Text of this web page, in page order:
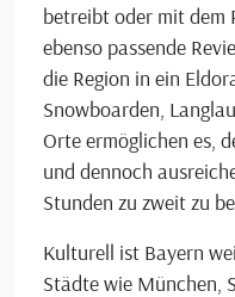
betreibt oder mit dem
ebenso passende
die Region in ein
Snowboarden,
Orte ermöglichen es,
und dennoch
Stunden zu zweit zu
Kulturell ist Bayern
Städte wie München,